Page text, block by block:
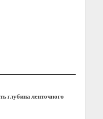
глубина ленточного